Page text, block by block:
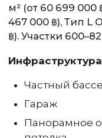
м² (от 60 699 000
467 000 ฿), Тип L
฿). Участки
Частный
Гараж
Панорамное